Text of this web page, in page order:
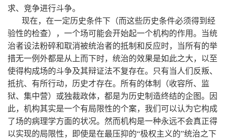
求、竞争进行斗争。
现在，在一定历史条件下（而这些历史条件必须得到经
验性的检查），一个场可能会开始起一个机构的作用。当统
治者设法粉碎和取消被统治者的抵制和反应时，当所有的举
措无一例外都是从上而下时，统治的效果是如此之大，以至
使得构成场的斗争及其辩证法不复存在。只有当人们反叛、
抵抗、有所行动，历史才存在。所有的体制（收容所、监
狱、集中营）或独裁政体，都是为历史制造终结的企图。因
此，机构其实是一个有局限性的个案，我们可以认为它构成
了场的病理学方面的状况。然而机构是一种永远不会真正得
以实现的局限性，即使是在最压抑的“极权主义的”统治之下